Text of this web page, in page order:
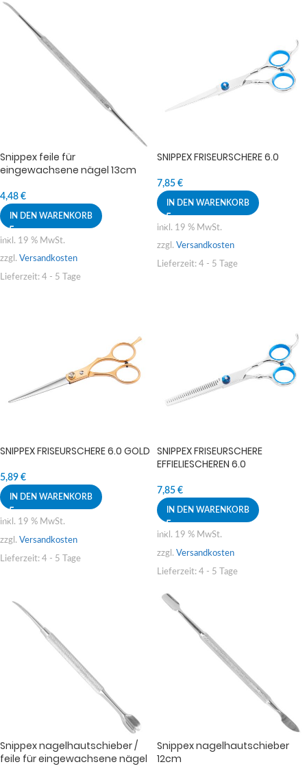
Snippex feile für
eingewachsene nägel 13cm
4,48 €
IN DEN WARENKORB
inkl. 19 % MwSt.
zzgl. Versandkosten
Lieferzeit: 4 - 5 Tage
SNIPPEX FRISEURSCHERE 6.0
7,85 €
IN DEN WARENKORB
inkl. 19 % MwSt.
zzgl. Versandkosten
Lieferzeit: 4 - 5 Tage
SNIPPEX FRISEURSCHERE 6.0 GOLD
5,89 €
IN DEN WARENKORB
inkl. 19 % MwSt.
zzgl. Versandkosten
Lieferzeit: 4 - 5 Tage
SNIPPEX FRISEURSCHERE
EFFIELIESCHEREN 6.0
7,85 €
IN DEN WARENKORB
inkl. 19 % MwSt.
zzgl. Versandkosten
Lieferzeit: 4 - 5 Tage
Snippex nagelhautschieber /
feile für eingewachsene nägel
Snippex nagelhautschieber
12cm